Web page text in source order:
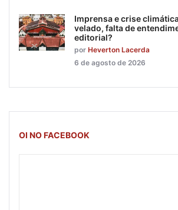
Imprensa e crise
velado, falta de
editorial?
por Heverton Lacerda
6 de agosto de 2026
OI NO FACEBOOK